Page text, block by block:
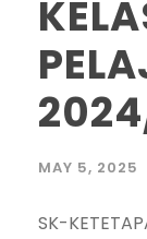
MAY 5, 2025
SK-